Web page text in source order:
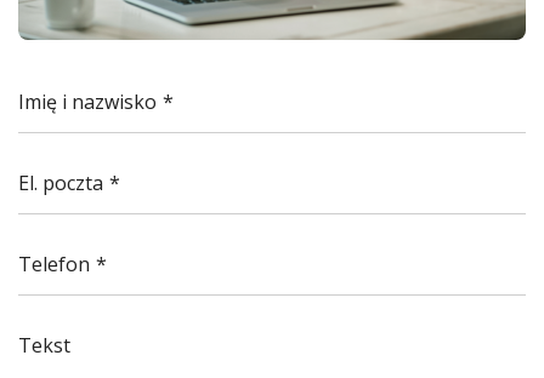
Imię i nazwisko
El. poczta
Telefon
Tekst